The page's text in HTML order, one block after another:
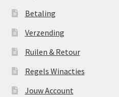
Betaling
Verzending
Ruilen & Retour
Regels Winacties
Jouw Account